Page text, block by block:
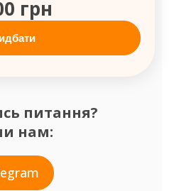
питання?
нам:
грн